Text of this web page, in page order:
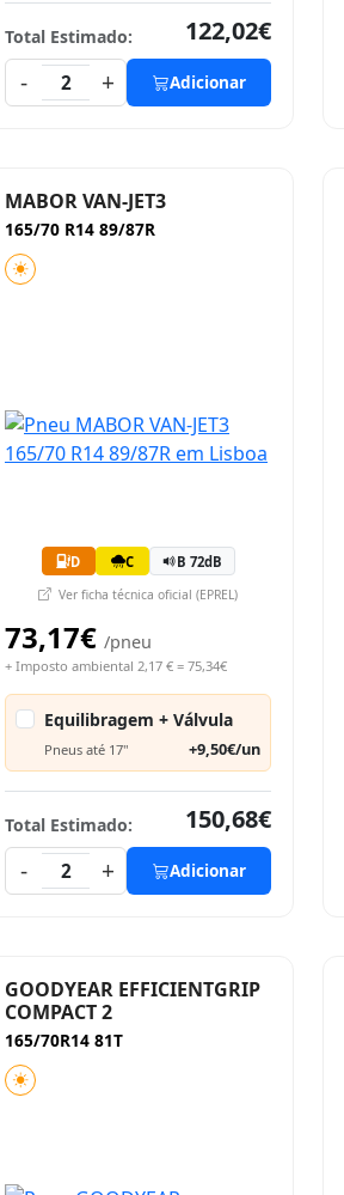
Total Estimado:
122,02€
-
2 + Adicionar
MABOR VAN-JET3
165/70 R14 89/87R
D C B 72dB
Ver ficha técnica oficial (EPREL)
73,17€ /pneu
+ Imposto ambiental 2,17 € = 75,34€
Equilibragem + Válvula
Pneus até 17" +9,50€/un
Total Estimado:
150,68€
-
2 + Adicionar
GOODYEAR EFFICIENTGRIP
COMPACT 2
165/70R14 81T